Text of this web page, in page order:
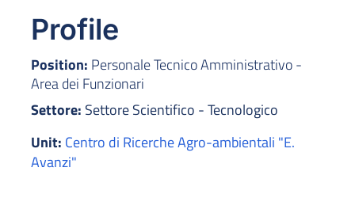
Profile
Position: Personale Tecnico Amministrativo -
Area dei Funzionari
Settore: Settore Scientifico - Tecnologico
Unit: Centro di Ricerche Agro-ambientali "E.
Avanzi"